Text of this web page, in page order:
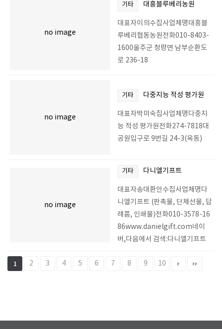
no image
기타 대흥블루베리농원
대표자이의수집사업체명대흥블
루베리협동농원전화010-8403-
1600울주군 청량면 남부순환도
로 236-18
no image
기타 다중지능 적성 평가원
대표자박미숙집사업체명다중지
능 적성 평가원전화274-7818대
공원입구로 9번길 24-3(옥동)
no image
기타 다니엘기프트
대표자송대환안수집사업체명다
니엘기프트 (판촉물, 단체선물, 답
례품, 인쇄물)전화010-3578-16
86www.danielgift.com네이
버,다음에서 검색:다니엘기프트
1 2 3 4 5 6 7 8 9 10